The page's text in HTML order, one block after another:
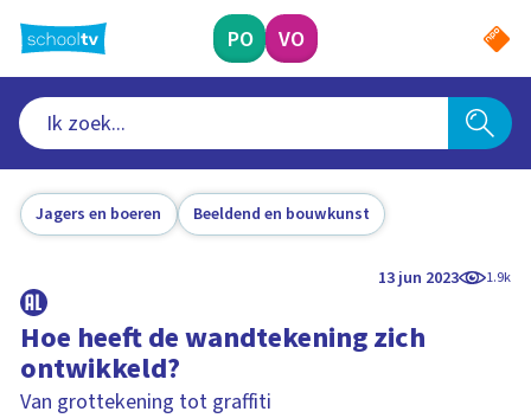
naar
hoofdinhoud
PO VO
Jagers en boeren Beeldend en bouwkunst
13 jun 2023 1.9k
Hoe heeft de wandtekening zich
ontwikkeld?
Van grottekening tot graffiti